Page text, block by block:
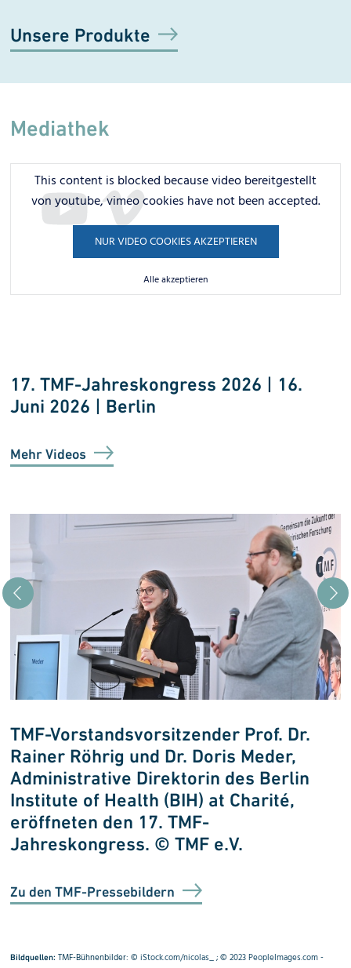
Unsere Produkte
Mediathek
This content is blocked because video bereitgestellt
von youtube, vimeo cookies have not been accepted.
NUR VIDEO COOKIES AKZEPTIEREN
Alle akzeptieren
17. TMF-Jahreskongress 2026 | 16.
Juni 2026 | Berlin
Mehr Videos
TMF-Vorstandsvorsitzender Prof. Dr.
Rainer Röhrig und Dr. Doris Meder,
Administrative Direktorin des Berlin
Institute of Health (BIH) at Charité,
eröffneten den 17. TMF-
Jahreskongress. © TMF e.V.
Zu den TMF-Pressebildern
Bildquellen: TMF-Bühnenbilder: ©iStock.com/nicolas_; ©2023 PeopleImages.com -